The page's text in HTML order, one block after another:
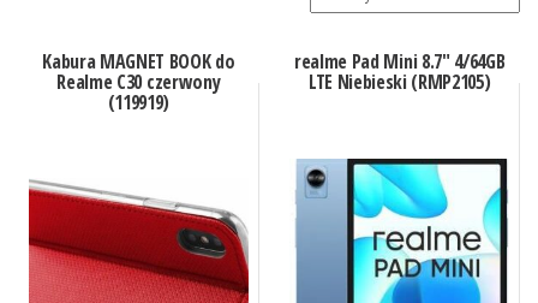
Kabura MAGNET BOOK do
Realme C30 czerwony
(119919)
realme Pad Mini 8.7″ 4/64GB
LTE Niebieski (RMP2105)